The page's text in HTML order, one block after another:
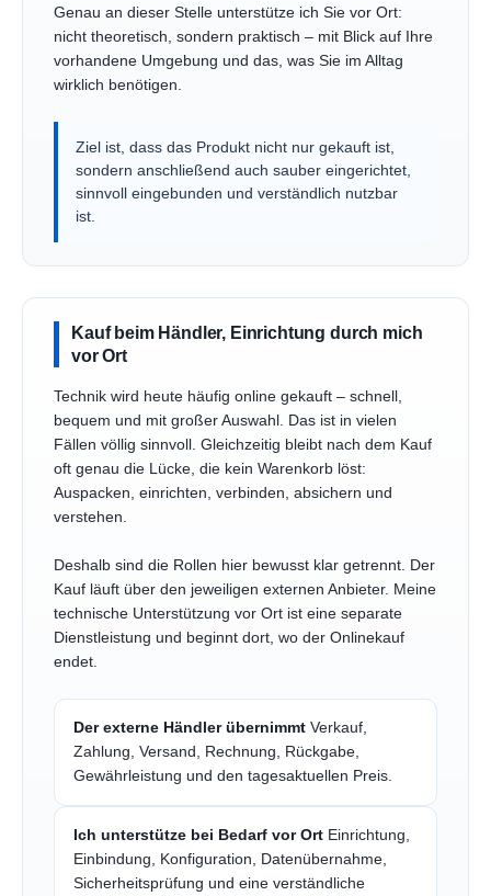
Genau an dieser Stelle unterstütze ich Sie vor Ort:
nicht theoretisch, sondern praktisch – mit Blick auf Ihre
vorhandene Umgebung und das, was Sie im Alltag
wirklich benötigen.
Ziel ist, dass das Produkt nicht nur gekauft ist,
sondern anschließend auch sauber eingerichtet,
sinnvoll eingebunden und verständlich nutzbar
ist.
Kauf beim Händler, Einrichtung durch mich
vor Ort
Technik wird heute häufig online gekauft – schnell,
bequem und mit großer Auswahl. Das ist in vielen
Fällen völlig sinnvoll. Gleichzeitig bleibt nach dem Kauf
oft genau die Lücke, die kein Warenkorb löst:
Auspacken, einrichten, verbinden, absichern und
verstehen.
Deshalb sind die Rollen hier bewusst klar getrennt. Der
Kauf läuft über den jeweiligen externen Anbieter. Meine
technische Unterstützung vor Ort ist eine separate
Dienstleistung und beginnt dort, wo der Onlinekauf
endet.
Der externe Händler übernimmt Verkauf,
Zahlung, Versand, Rechnung, Rückgabe,
Gewährleistung und den tagesaktuellen Preis.
Ich unterstütze bei Bedarf vor Ort Einrichtung,
Einbindung, Konfiguration, Datenübernahme,
Sicherheitsprüfung und eine verständliche